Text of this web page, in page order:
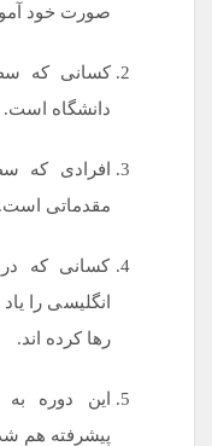
صورت خود
کسانی که
دانشگاه است.
افرادی که
مقدماتی است.
کسانی که
انگلیسی را
رها کرده اند.
این دوره
پیشرفته هم